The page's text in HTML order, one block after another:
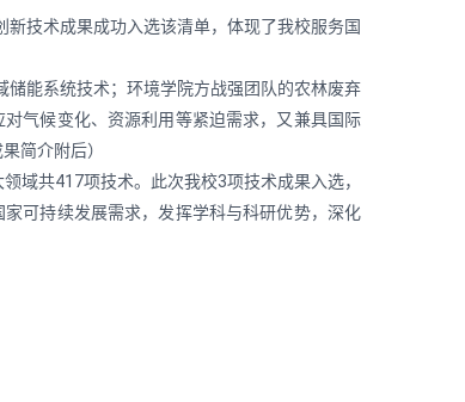
技术成果成功入选该清单，体现了我校服务国
能系统技术；环境学院方战强团队的农林废弃
气候变化、资源利用等紧迫需求，又兼具国际
简介附后）
域共417项技术。此次我校3项技术成果入选，
可持续发展需求，发挥学科与科研优势，深化